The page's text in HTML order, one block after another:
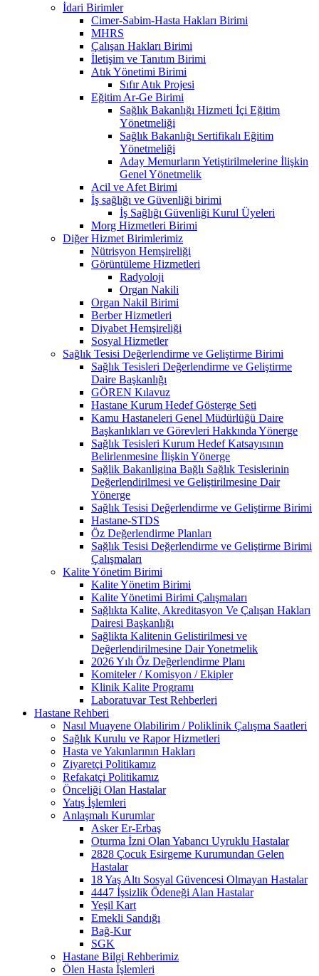
İdari Birimler
Cimer-Sabim-Hasta Hakları Birimi
MHRS
Çalışan Hakları Birimi
İletişim ve Tanıtım Birimi
Atık Yönetimi Birimi
Sıfır Atık Projesi
Eğitim Ar-Ge Birimi
Sağlık Bakanlığı Hizmeti İçi Eğitim
Yönetmeliği
Sağlık Bakanlığı Sertifikalı Eğitim
Yönetmeliği
Aday Memurların Yetiştirilmelerine İlişkin
Genel Yönetmelik
Acil ve Afet Birimi
İş sağlığı ve Güvenliği birimi
İş Sağlığı Güvenliği Kurul Üyeleri
Morg Hizmetleri Birimi
Diğer Hizmet Birimlerimiz
Nütrisyon Hemşireliği
Görüntüleme Hizmetleri
Radyoloji
Organ Nakili
Organ Nakil Birimi
Berber Hizmetleri
Diyabet Hemşireliği
Sosyal Hizmetler
Sağlık Tesisi Değerlendirme ve Geliştirme Birimi
Sağlık Tesisleri Değerlendirme ve Geliştirme
Daire Başkanlığı
GÖREN Kılavuz
Hastane Kurum Hedef Gösterge Seti
Kamu Hastaneleri Genel Müdürlüğü Daire
Başkanlıkları ve Görevleri Hakkında Yönerge
Sağlık Tesisleri Kurum Hedef Katsayısının
Belirlenmesine İlişkin Yönerge
Sağlik Bakanligina Bağlı Sağlık Tesislerinin
Değerlendirilmesi ve Geliştirilmesine Dair
Yönerge
Sağlık Tesisi Değerlendirme ve Geliştirme Birimi
Hastane-STDS
Öz Değerlendirme Planları
Sağlık Tesisi Değerlendirme ve Geliştirme Birimi
Çalışmaları
Kalite Yönetim Birimi
Kalite Yönetim Birimi
Kalite Yönetimi Birimi Çalışmaları
Sağlıkta Kalite, Akreditasyon Ve Çalışan Hakları
Dairesi Başkanlığı
Sağlikta Kalitenin Gelistirilmesi ve
Değerlendirilmesine Dair Yonetmelik
2026 Yılı Öz Değerlendirme Planı
Komiteler / Komisyon / Ekipler
Klinik Kalite Programı
Laboratuvar Test Rehberleri
Hastane Rehberi
Nasıl Muayene Olabilirim / Poliklinik Çalışma Saatleri
Sağlık Kurulu ve Rapor Hizmetleri
Hasta ve Yakınlarının Hakları
Ziyaretçi Politikamız
Refakatçi Politikamız
Önceliği Olan Hastalar
Yatış İşlemleri
Anlaşmalı Kurumlar
Asker Er-Erbaş
Oturma İzni Olan Yabancı Uyruklu Hastalar
2828 Çocuk Esirgeme Kurumundan Gelen
Hastalar
18 Yaş Altı Sosyal Güvencesi Olmayan Hastalar
4447 İşsizlik Ödeneği Alan Hastalar
Yeşil Kart
Emekli Sandığı
Bağ-Kur
SGK
Hastane Bilgi Rehberimiz
Ölen Hasta İşlemleri